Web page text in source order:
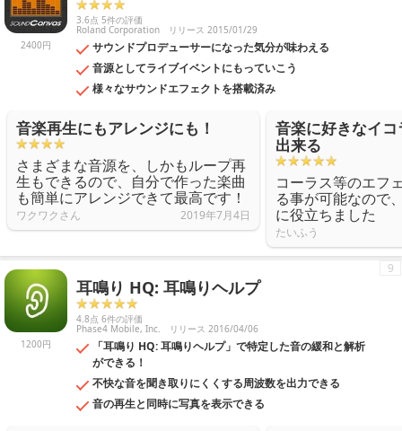
2400円
3.6点 5件の評価
Roland Corporation リリース 2015/01/29
サウンドプロデューサーになった気分が味わえる
音源としてライブイベントにもっていこう
様々なサウンドエフェクトを搭載済み
音楽再生にもアレンジにも！
さまざまな音源を、しかもループ再
生もできるので、自分で作った楽曲
も簡単にアレンジできて最高です！
ワクワクさん 2019年7月4日
音楽に好きなイ
出来る
コーラス等のエフ
る事が可能なので
に役立ちました
たいふう
1200円
耳鳴り HQ: 耳鳴りヘルプ
4.8点 6件の評価
Phase4 Mobile, Inc. リリース 2016/04/06
「耳鳴り HQ: 耳鳴りヘルプ」で特定した音の緩和と解析
ができる！
不快な音を聞き取りにくくする周波数を出力できる
音の再生と同時に写真を表示できる
9